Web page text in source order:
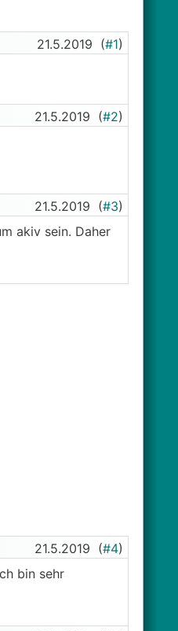
21.5.2019 (#1)
21.5.2019 (#2)
21.5.2019 (#3)
akiv sein. Daher
21.5.2019 (#4)
bin sehr